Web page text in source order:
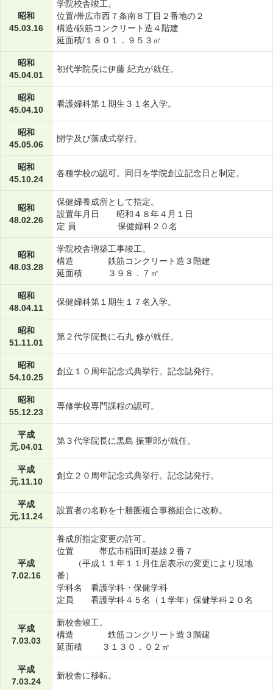
昭和
45.03.16
学院校舎竣工。
位置/帯広市西７条南８丁目２番地の２
構造/鉄筋コンクリート造４階建
延面積/１８０１．９５３㎡
昭和
45.04.01
初代学院長に伊藤 紀克が就任。
昭和
45.04.10
看護婦科第１期生３１名入学。
昭和
45.05.06
開学及び落成式挙行。
昭和
45.10.24
各種学校の認可。同日を学院創立記念日と制定。
昭和
48.02.26
保健婦養成所として指定。
設置年月日 昭和４８年４月１日
定 員 保健婦科２０名
昭和
48.03.28
学院校舎増築工事竣工。
構造 鉄筋コンクリート造３階建
延面積 ３９８．７㎡
昭和
48.04.11
保健婦科第１期生１７名入学。
昭和
51.11.01
第２代学院長に石丸 修が就任。
昭和
54.10.25
創立１０周年記念式典挙行。記念誌発行。
昭和
55.12.23
専修学校専門課程の認可。
平成
元.04.01
第３代学院長に黒島 振重郎が就任。
平成
元.11.10
創立２０周年記念式典挙行。記念誌発行。
平成
元.11.24
設置者の名称を十勝圏複合事務組合に改称。
平成
7.02.16
養成所指定変更の許可。
位置 帯広市稲田町基線２番７
（平成１１年１１月住居表示の変更により現地
番）
学科名 看護学科・保健学科
定員 看護学科４５名（１学年）保健学科２０名
平成
7.03.03
新校舎竣工。
構造 鉄筋コンクリート造３階建
延面積 ３１３０．０２㎡
平成
7.03.24
新校舎に移転。